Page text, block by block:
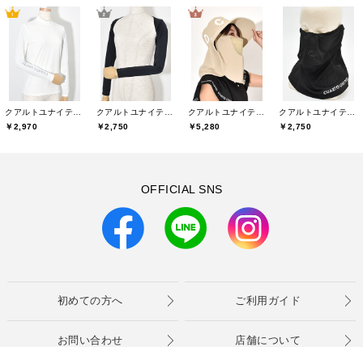
クアルトユナイテッド(CUARTO UNITED)
￥2,970
クアルトユナイテッド(CUARTO UNITED)
￥2,750
クアルトユナイテッド(CUARTO UNITED)
￥5,280
クアルトユナイテッド(CUARTO UNITED)
￥2,750
OFFICIAL SNS
初めての方へ ご利用ガイド
お問い合わせ 店舗について